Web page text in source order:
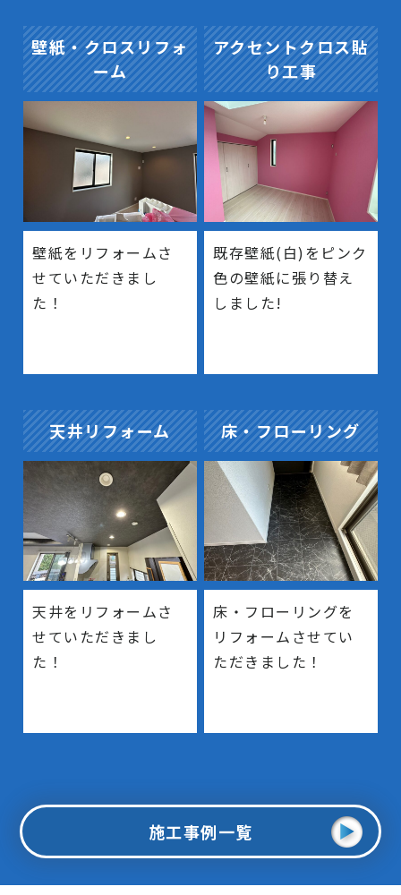
壁紙・クロスリフォ
ーム
壁紙をリフォームさ
せていただきまし
た！
アクセントクロス貼
り工事
既存壁紙(白)をピンク
色の壁紙に張り替え
しました!
天井リフォーム
天井をリフォームさ
せていただきまし
た！
床・フローリング
床・フローリングを
リフォームさせてい
ただきました！
施工事例一覧